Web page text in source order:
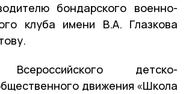
бондарского военно-
клуба имени В.А. Глазкова
детско-
движения «Школа